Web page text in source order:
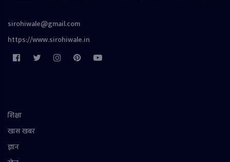
sirohiwale@gmail.com
https://www.sirohiwale.in
शिक्षा
खास खबर
ज्ञान